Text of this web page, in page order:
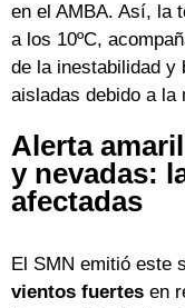
en el AMBA. Así, la
a los 10ºC,
de la inestabilidad y
aisladas debido a la
Alerta
y nevadas:
afectadas
El SMN emitió este
vientos fuertes en